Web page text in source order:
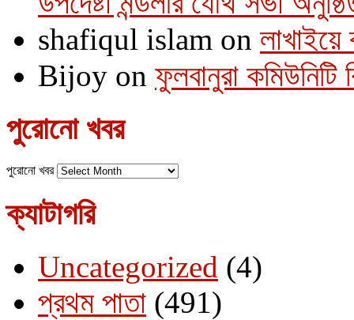
shafiqul islam on
Bijoy on ফুলবানুরা
পুরোনো খবর
পুরোনো খবর
ক্যাটাগরি
Uncategorized (4)
প্রথম পাতা (491)